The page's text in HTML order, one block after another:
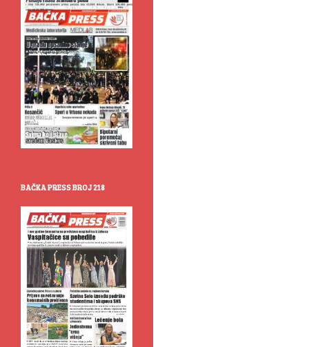
BAČKA PRESS BROJ 218